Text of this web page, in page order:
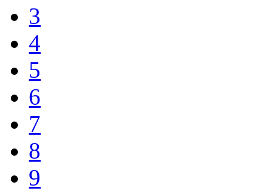
3
4
5
6
7
8
9